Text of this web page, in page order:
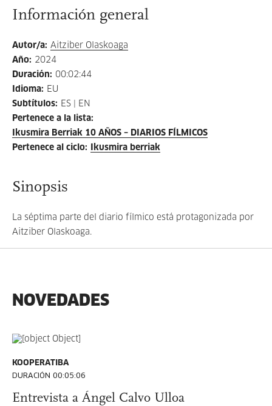
Información general
Autor/a: Aitziber Olaskoaga
Año: 2024
Duración: 00:02:44
Idioma: EU
Subtítulos: ES | EN
Pertenece a la lista:
Ikusmira Berriak 10 AÑOS – DIARIOS FÍLMICOS
Pertenece al ciclo: Ikusmira berriak
Sinopsis
La séptima parte del diario fílmico está protagonizada por
Aitziber Olaskoaga.
NOVEDADES
KOOPERATIBA
DURACIÓN 00:05:06
Entrevista a Ángel Calvo Ulloa